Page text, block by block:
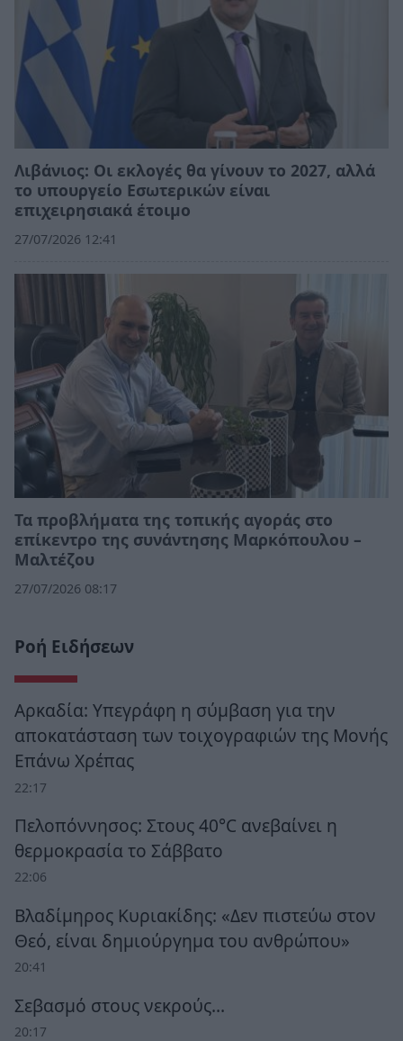
Λιβάνιος: Οι εκλογές θα γίνουν το 2027, αλλά
το υπουργείο Εσωτερικών είναι
επιχειρησιακά έτοιμο
27/07/2026 12:41
Τα προβλήματα της τοπικής αγοράς στο
επίκεντρο της συνάντησης Μαρκόπουλου –
Μαλτέζου
27/07/2026 08:17
Ροή Ειδήσεων
Αρκαδία: Υπεγράφη η σύμβαση για την
αποκατάσταση των τοιχογραφιών της Μονής
Επάνω Χρέπας
22:17
Πελοπόννησος: Στους 40°C ανεβαίνει η
θερμοκρασία το Σάββατο
22:06
Βλαδίμηρος Κυριακίδης: «Δεν πιστεύω στον
Θεό, είναι δημιούργημα του ανθρώπου»
20:41
Σεβασμό στους νεκρούς…
20:17